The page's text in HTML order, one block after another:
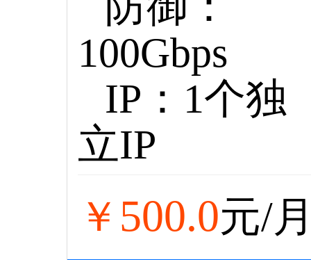
100Gbps
IP：1个独
立IP
￥ 500.0元/